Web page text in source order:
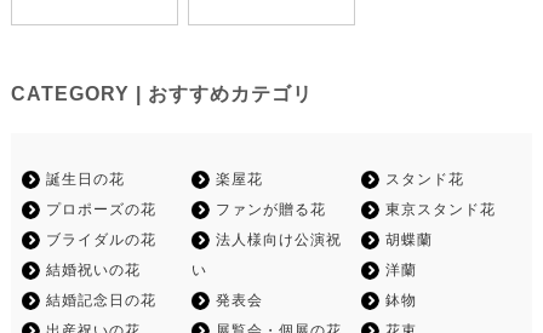
CATEGORY | おすすめカテゴリ
誕生日の花
プロポーズの花
ブライダルの花
結婚祝いの花
結婚記念日の花
楽屋花
ファンが贈る花
法人様向け公演祝
い
発表会
スタンド花
東京スタンド花
胡蝶蘭
洋蘭
鉢物